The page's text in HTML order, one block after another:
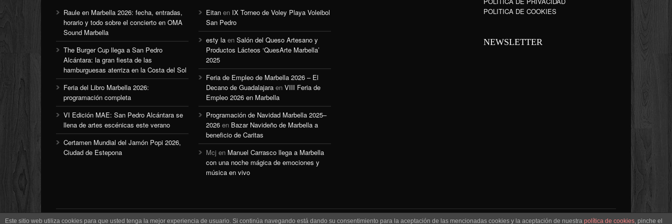
Raule en Marbella 2026: fecha, entradas,
horario y todo sobre el concierto en OMA
Sound Marbella
The Burger Cup llega a San Pedro
Alcántara: la gran fiesta de las
hamburguesas aterriza en la Costa del Sol
Feria del Libro Marbella 2026:
programación completa
VI Edición MAE: San Pedro Alcántara se
llena de artes escénicas este verano
Certamen Mundial del Jamón Popi 2026,
Ciudad de Estepona
Eitan en IX Torneo de Voley Playa Voleibol
San Pedro
esty la en Salón del Queso Artesano y
Productos Lácteos ‘QuesArte Marbella’
2025
Feria de Empleo de Marbella 2026 – El
Decano de Guadalajara en VIII Feria de
Empleo 2026 en Marbella
Programación de Navidad Marbella 2025–
2026 en Bazar Navideño de Marbella a
beneficio de Caritas
Mcj en Manuel Carrasco llega a Marbella
con una noche mágica de emociones y
música en vivo
POLITICA DE COOKIES
NEWSLETTER
Este sitio web utiliza cookies para que usted tenga la mejor experiencia de usuario. Si continúa navegando está dando su consentimiento para la aceptación de las mencionadas cookies y la aceptación de nuestra política de cookies, pinche el